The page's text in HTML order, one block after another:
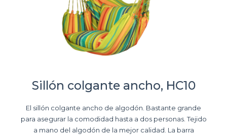
Sillón colgante ancho, HC10
El sillón colgante ancho de algodón. Bastante grande
para asegurar la comodidad hasta a dos personas. Tejido
a mano del algodón de la mejor calidad. La barra